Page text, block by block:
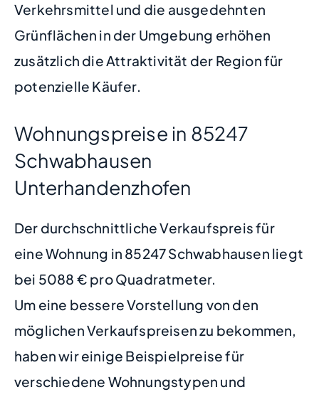
Verkehrsmittel und die ausgedehnten
Grünflächen in der Umgebung erhöhen
zusätzlich die Attraktivität der Region für
potenzielle Käufer.
Wohnungspreise in 85247
Schwabhausen
Unterhandenzhofen
Der durchschnittliche Verkaufspreis für
eine Wohnung in 85247 Schwabhausen liegt
bei 5088 € pro Quadratmeter.
Um eine bessere Vorstellung von den
möglichen Verkaufspreisen zu bekommen,
haben wir einige Beispielpreise für
verschiedene Wohnungstypen und